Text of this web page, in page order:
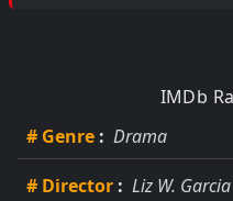
IMDb
# Genre : Drama
# Director : Liz W. Garcia